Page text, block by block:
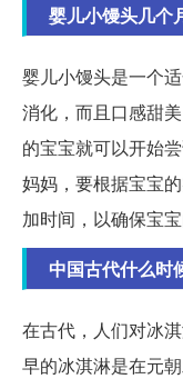
婴儿小馒头几个
婴儿小馒头是一个
消化，而且口感甜
的宝宝就可以开始
妈妈，要根据宝宝
加时间，以确保宝宝
中国古代什么时
在古代，人们对冰
早的冰淇淋是在元